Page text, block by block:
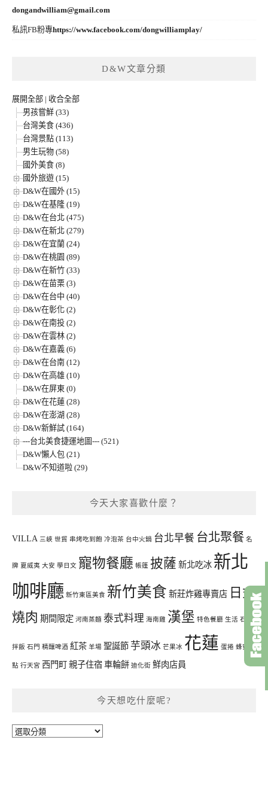
dongandwilliam@gmail.com
私訊FB粉專https://www.facebook.com/dongwilliamplay/
D&W文章分類
展開全部 | 收合全部
男孩嘗鮮 (33)
台灣美食 (436)
台灣景點 (113)
男生玩物 (58)
國外美食 (8)
國外旅遊 (15)
D&W在國外 (15)
D&W在基隆 (19)
D&W在台北 (475)
D&W在新北 (279)
D&W在宜蘭 (24)
D&W在桃園 (89)
D&W在新竹 (33)
D&W在苗栗 (3)
D&W在台中 (40)
D&W在彰化 (2)
D&W在南投 (2)
D&W在雲林 (2)
D&W在嘉義 (6)
D&W在台南 (12)
D&W在高雄 (10)
D&W在屏東 (0)
D&W在花蓮 (28)
D&W在澎湖 (28)
D&W新鮮試 (164)
---台北美食捷運地圖--- (521)
D&W懶人包 (21)
D&W不知道啦 (29)
今天大家喜歡什麼？
VILLA 三峽 世貿 串烤吃到飽 冷泡茶 台中火鍋 台北早餐 台北聚餐 名
牌 夏威夷 大安 學日文 寵物餐廳 帳篷 披薩 新北吃冰 新北
咖啡廳 新竹東區美食 新竹美食 新莊炸雞專賣店 日式
燒肉 期間限定 河南蒸麵 泰式料理 海南雞 漢堡 特色餐廳 生活 石鍋
拌飯 石門 精釀啤酒 紅茶 羊場 聖誕節 芋頭冰 芒果冰 花蓮 蛋捲 蜂蜜甜
點 行天宮 西門町親子住宿車輪餅 迪化街 鮮肉店員
今天想吃什麼呢?
今